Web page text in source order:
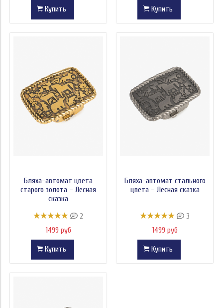
Купить Купить
Бляха-автомат цвета
старого золота – Лесная
сказка
2
1499 руб
Купить
Бляха-автомат стального
цвета – Лесная сказка
3
1499 руб
Купить